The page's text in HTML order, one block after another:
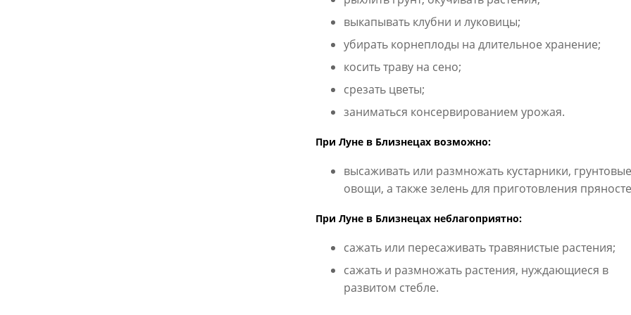
выкапывать клубни и луковицы;
убирать корнеплоды на длительное хранение;
косить траву на сено;
срезать цветы;
заниматься консервированием урожая.
При Луне в Близнецах возможно:
высаживать или размножать кустарники, грунтовые
овощи, а также зелень для приготовления
При Луне в Близнецах неблагоприятно:
сажать или пересаживать травянистые растения;
сажать и размножать растения, нуждающиеся в
развитом стебле.